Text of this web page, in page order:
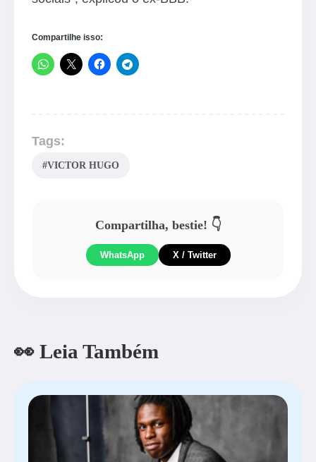
Compartilhe isso:
Tags:
#VICTOR HUGO
Compartilha, bestie! 👇
WhatsApp X / Twitter
👀 Leia Também